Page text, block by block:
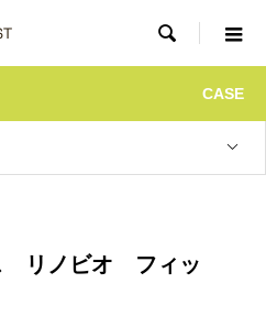

CASE
リノビオ フィッ